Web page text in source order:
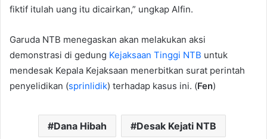
fiktif itulah uang itu dicairkan,” ungkap Alfin.
Garuda NTB menegaskan akan melakukan aksi
demonstrasi di gedung Kejaksaan Tinggi NTB untuk
mendesak Kepala Kejaksaan menerbitkan surat perintah
penyelidikan (sprinlidik) terhadap kasus ini. (Fen)
Dana Hibah Desak Kejati NTB